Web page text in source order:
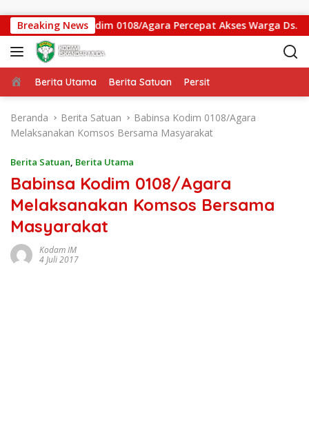
Breaking News
Gantung Kodim 0108/Agara Percepat Akses Warga Ds.
Beranda
Berita Utama Berita Satuan Persit
Beranda Berita Satuan
Babinsa Kodim 0108/Agara
Melaksanakan Komsos Bersama Masyarakat
Berita Satuan, Berita Utama
Babinsa Kodim 0108/Agara
Melaksanakan Komsos Bersama
Masyarakat
Kodam IM
4 Juli 2017